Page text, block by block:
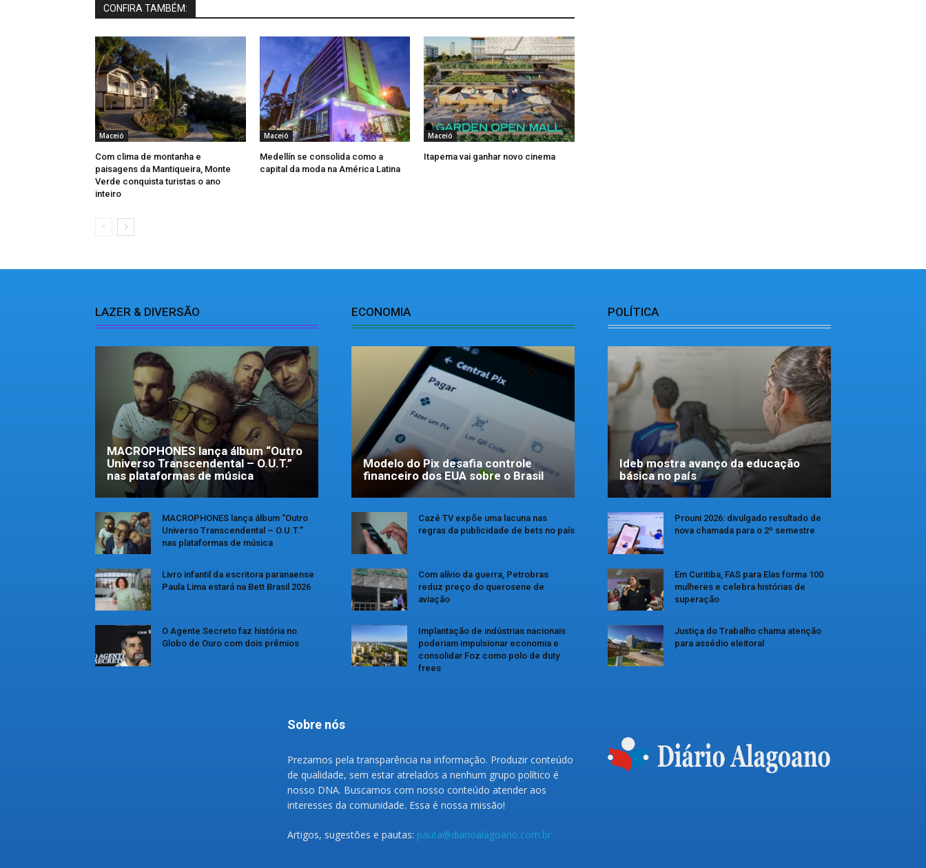
CONFIRA TAMBÉM:
Maceió
Com clima de montanha e
paisagens da Mantiqueira, Monte
Verde conquista turistas o ano
inteiro
Maceió
Medellín se consolida como a
capital da moda na América Latina
Maceió
Itapema vai ganhar novo cinema
LAZER & DIVERSÃO
MACROPHONES lança álbum “Outro
Universo Transcendental – O.U.T.”
nas plataformas de música
MACROPHONES lança álbum “Outro
Universo Transcendental – O.U.T.”
nas plataformas de música
Livro infantil da escritora paranaense
Paula Lima estará na Bett Brasil 2026
O Agente Secreto faz história no
Globo de Ouro com dois prêmios
ECONOMIA
Modelo do Pix desafia controle
financeiro dos EUA sobre o Brasil
Cazé TV expõe uma lacuna nas
regras da publicidade de bets no país
Com alívio da guerra, Petrobras
reduz preço do querosene de
aviação
Implantação de indústrias nacionais
poderiam impulsionar economia e
consolidar Foz como polo de duty
frees
POLÍTICA
Ideb mostra avanço da educação
básica no país
Prouni 2026: divulgado resultado de
nova chamada para o 2º semestre
Em Curitiba, FAS para Elas forma 100
mulheres e celebra histórias de
superação
Justiça do Trabalho chama atenção
para assédio eleitoral
Sobre nós
Prezamos pela transparência na informação. Produzir conteúdo
de qualidade, sem estar atrelados a nenhum grupo político é
nosso DNA. Buscamos com nosso conteúdo atender aos
interesses da comunidade. Essa é nossa missão!
Artigos, sugestões e pautas: pauta@diarioalagoano.com.br